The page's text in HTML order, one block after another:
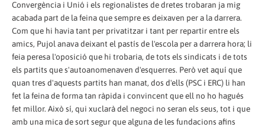
Convergència i Unió i els regionalistes de dretes trobaran ja mig
acabada part de la feina que sempre es deixaven per a la darrera.
Com que hi havia tant per privatitzar i tant per repartir entre els
amics, Pujol anava deixant el pastís de l'escola per a darrera hora; li
feia peresa l'oposició que hi trobaria, de tots els sindicats i de tots
els partits que s'autoanomenaven d'esquerres. Però vet aquí que
quan tres d'aquests partits han manat, dos d'ells (PSC i ERC) li han
fet la feina de forma tan ràpida i convincent que ell no ho hagués
fet millor. Això sí, qui xuclarà del negoci no seran els seus, tot i que
amb una mica de sort segur que alguna de les fundacions afins